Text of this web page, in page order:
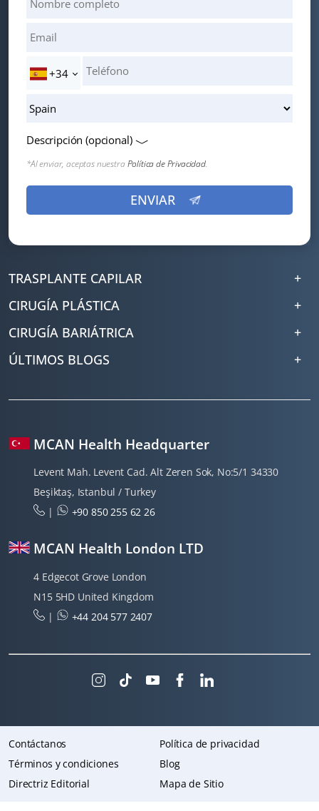
+34
Descripción (opcional)
*Al enviar, aceptas nuestraPolítica de Privacidad.
TRASPLANTE CAPILAR
CIRUGÍA PLÁSTICA
CIRUGÍA BARIÁTRICA
ÚLTIMOS BLOGS
MCAN Health Headquarter
Levent Mah. Levent Cad. Alt Zeren Sok, No:5/1 34330
Beşiktaş, Istanbul / Turkey
|
+90 850 255 62 26
MCAN Health London LTD
4 Edgecot Grove London
N15 5HD United Kingdom
|
+44 204 577 2407
Contáctanos
Política de privacidad
Términos y condiciones
Blog
Directriz Editorial
Mapa de Sitio